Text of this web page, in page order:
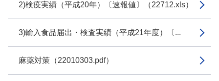
2)検疫実績（平成20年）〔速報値〕（22712.xls）
3)輸入食品届出・検査実績（平成21年度）〔...
麻薬対策（22010303.pdf）